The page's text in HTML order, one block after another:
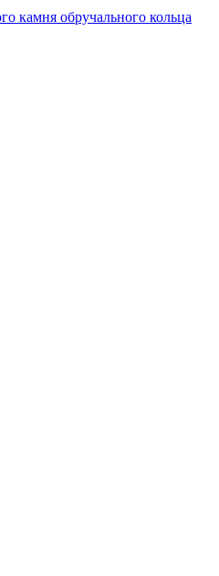
камня обручального кольца